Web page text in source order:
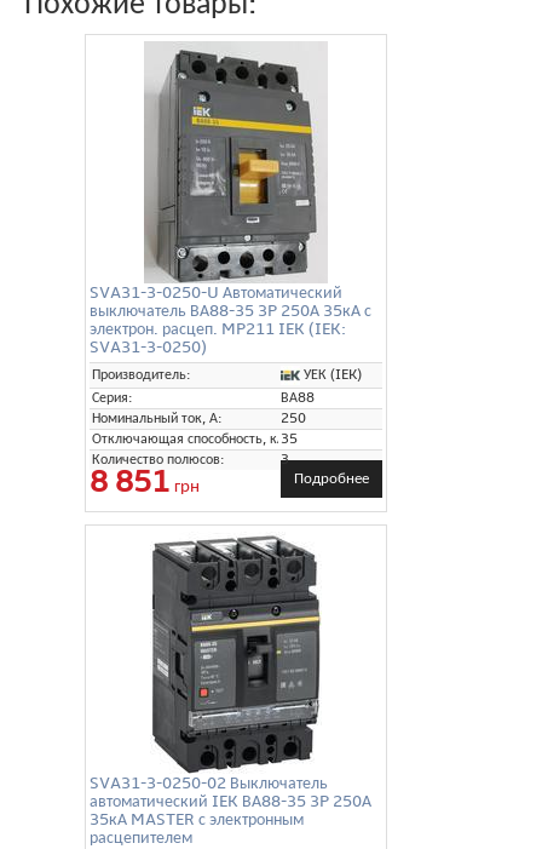
SVA31-3-0250-U Автоматический
выключатель ВА88-35 3P 250А 35кА с
электрон. расцеп. MP211 IEK (IEK:
SVA31-3-0250)
Производитель:
УЕК (IEK)
Серия:
ВА88
Номинальный ток, А:
250
Отключающая способность, кА:35
Количество полюсов:
3
8 851 грн Подробнее
SVA31-3-0250-02 Выключатель
автоматический IEK ВА88-35 3P 250А
35кА MASTER с электронным
расцепителем